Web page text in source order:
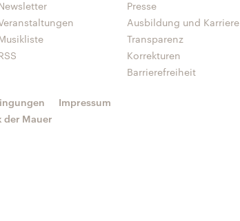
Presse
Ausbildung und Karriere
Transparenz
Korrekturen
Barrierefreiheit
Impressum
der Mauer